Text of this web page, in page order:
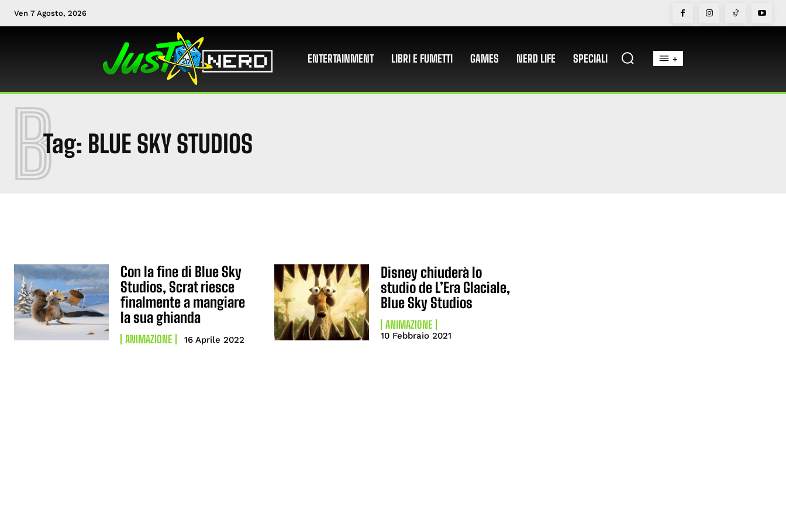
Ven 7 Agosto, 2026
ENTERTAINMENT LIBRI E FUMETTI GAMES NERD LIFE SPECIALI +
Tag: BLUE SKY STUDIOS
B
Con la fine di Blue Sky
Studios, Scrat riesce
finalmente a mangiare
la sua ghianda
ANIMAZIONE 16 Aprile 2022
Disney chiuderà lo
studio de L’Era Glaciale,
Blue Sky Studios
ANIMAZIONE
10 Febbraio 2021